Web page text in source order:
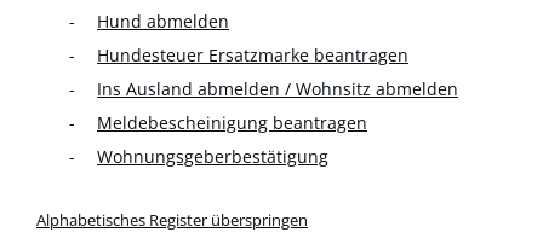
Hund abmelden
Hundesteuer Ersatzmarke beantragen
Ins Ausland abmelden / Wohnsitz abmelden
Meldebescheinigung beantragen
Wohnungsgeberbestätigung
Alphabetisches Register überspringen